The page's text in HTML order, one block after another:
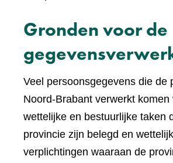
Gronden voor de
Veel persoonsgegevens die de
Noord-Brabant verwerkt komen
wettelijke en bestuurlijke taken
provincie zijn belegd en
verplichtingen waaraan de